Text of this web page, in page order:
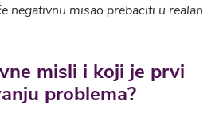
negativnu misao prebaciti u realan
misli i koji je prvi
problema?